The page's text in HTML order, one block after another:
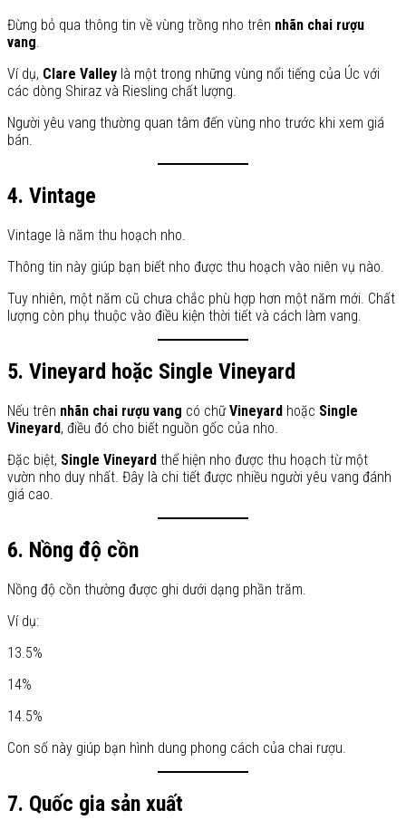
Đừng bỏ qua thông tin về vùng trồng nho trên nhãn chai rượu
vang.
Ví dụ, Clare Valley là một trong những vùng nổi tiếng của Úc với
các dòng Shiraz và Riesling chất lượng.
Người yêu vang thường quan tâm đến vùng nho trước khi xem giá
bán.
4. Vintage
Vintage là năm thu hoạch nho.
Thông tin này giúp bạn biết nho được thu hoạch vào niên vụ nào.
Tuy nhiên, một năm cũ chưa chắc phù hợp hơn một năm mới. Chất
lượng còn phụ thuộc vào điều kiện thời tiết và cách làm vang.
5. Vineyard hoặc Single Vineyard
Nếu trên nhãn chai rượu vang có chữVineyard hoặc Single
Vineyard, điều đó cho biết nguồn gốc của nho.
Đặc biệt, Single Vineyard thể hiện nho được thu hoạch từ một
vườn nho duy nhất. Đây là chi tiết được nhiều người yêu vang đánh
giá cao.
6. Nồng độ cồn
Nồng độ cồn thường được ghi dưới dạng phần trăm.
Ví dụ:
13.5%
14%
14.5%
Con số này giúp bạn hình dung phong cách của chai rượu.
7. Quốc gia sản xuất